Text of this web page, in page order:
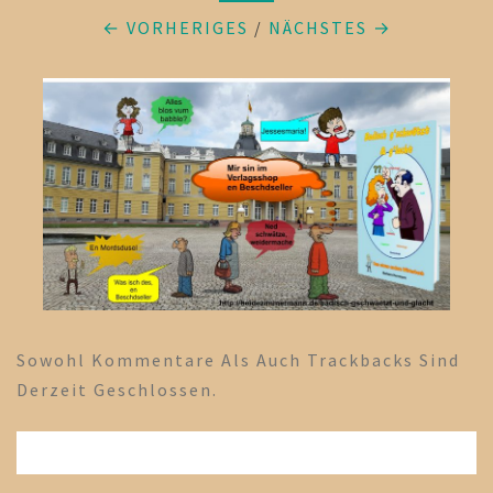
← VORHERIGES / NÄCHSTES →
Sowohl Kommentare Als Auch Trackbacks Sind
Derzeit Geschlossen.